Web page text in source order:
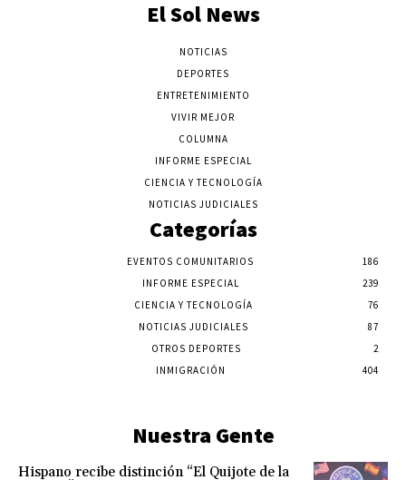
El Sol News
NOTICIAS
DEPORTES
ENTRETENIMIENTO
VIVIR MEJOR
COLUMNA
INFORME ESPECIAL
CIENCIA Y TECNOLOGÍA
NOTICIAS JUDICIALES
Categorías
EVENTOS COMUNITARIOS
186
INFORME ESPECIAL
239
CIENCIA Y TECNOLOGÍA
76
NOTICIAS JUDICIALES
87
OTROS DEPORTES
2
INMIGRACIÓN
404
Nuestra Gente
Hispano recibe distinción “El Quijote de la